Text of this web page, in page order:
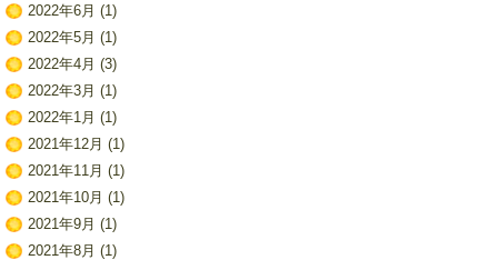
2022年6月 (1)
2022年5月 (1)
2022年4月 (3)
2022年3月 (1)
2022年1月 (1)
2021年12月 (1)
2021年11月 (1)
2021年10月 (1)
2021年9月 (1)
2021年8月 (1)